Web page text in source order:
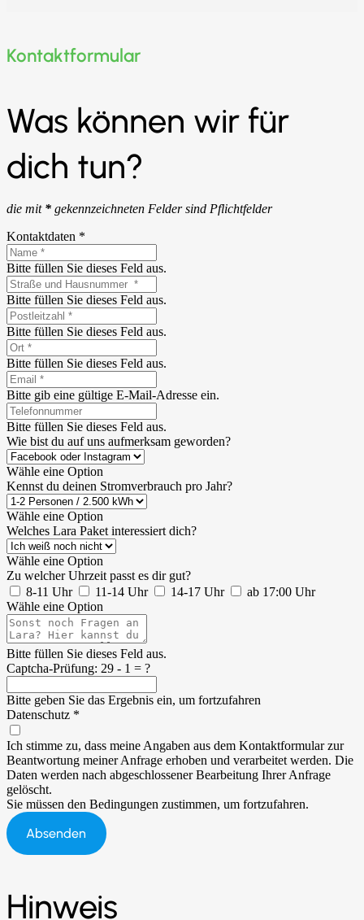
Kontaktformular
Was können wir für
dich tun?
die mit * gekennzeichneten Felder sind Pflichtfelder
Kontaktdaten *
Bitte füllen Sie dieses Feld aus.
Bitte füllen Sie dieses Feld aus.
Bitte füllen Sie dieses Feld aus.
Bitte füllen Sie dieses Feld aus.
Bitte gib eine gültige E-Mail-Adresse ein.
Bitte füllen Sie dieses Feld aus.
Wie bist du auf uns aufmerksam geworden?
Wähle eine Option
Kennst du deinen Stromverbrauch pro Jahr?
Wähle eine Option
Welches Lara Paket interessiert dich?
Wähle eine Option
Zu welcher Uhrzeit passt es dir gut?
8-11 Uhr
11-14 Uhr 14-17 Uhr
ab 17:00 Uhr
Wähle eine Option
Bitte füllen Sie dieses Feld aus.
Captcha-Prüfung: 29 - 1 = ?
Bitte geben Sie das Ergebnis ein, um fortzufahren
Datenschutz *
Ich stimme zu, dass meine Angaben aus dem Kontaktformular zur
Beantwortung meiner Anfrage erhoben und verarbeitet werden. Die
Daten werden nach abgeschlossener Bearbeitung Ihrer Anfrage
gelöscht.
Sie müssen den Bedingungen zustimmen, um fortzufahren.
Absenden
Hinweis